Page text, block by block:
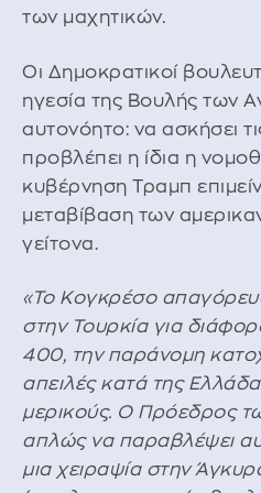
των μαχητικών.
Οι Δημοκρατικοί
ηγεσία της Βουλής των
αυτονόητο: να ασκήσει
προβλέπει η ίδια η
κυβέρνηση Τραμπ
μεταβίβαση των
γείτονα.
«Το Κογκρέσο
στην Τουρκία για
400, την παράνομη
απειλές κατά της
μερικούς. Ο Πρόεδρος
απλώς να παραβλέψει
μια χειραψία στην